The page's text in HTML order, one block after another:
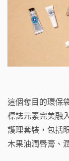
這個奪目的環保
標誌元素完美融
護理套裝，包括
木果油潤唇膏、